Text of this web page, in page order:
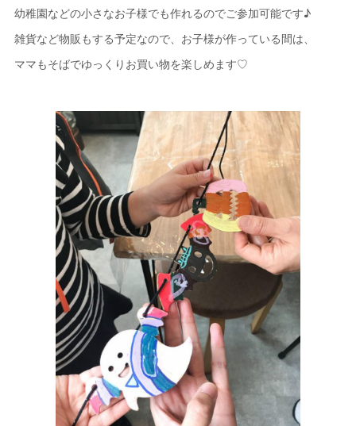
幼稚園などの小さなお子様でも作れるのでご参加可能です♪
雑貨など物販もする予定なので、お子様が作っている間は、
ママもそばでゆっくりお買い物を楽しめます♡